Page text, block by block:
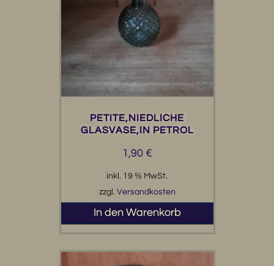
PETITE,NIEDLICHE
GLASVASE,IN PETROL
1,90 €
inkl. 19 % MwSt.
zzgl. Versandkosten
In den Warenkorb